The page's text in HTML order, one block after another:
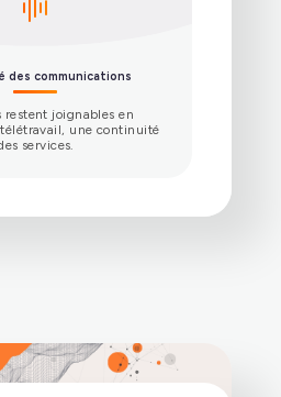
desktop (client lourd)
les usages avancés de
: multi-lignes, transfert
Grâce au SSO et à la
automatique, tout est prêt
à l’emploi.
depuis le navigateur, sans